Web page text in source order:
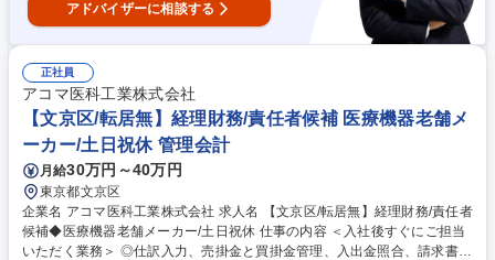
アドバイザーに相談する
正社員
アコマ医科工業株式会社
【文京区/転居無】経理財務/責任者候補 医療機器老舗メ
ーカー/土日祝休 管理会計
月給30万円～40万円
東京都文京区
企業名 アコマ医科工業株式会社 求人名 【文京区/転居無】経理財務/責任者
候補◆医療機器老舗メーカー/土日祝休 仕事の内容 ＜入社後すぐにご担当
いただく業務＞ ◎仕訳入力、売掛金と買掛金管理、入出金照合、請求書・